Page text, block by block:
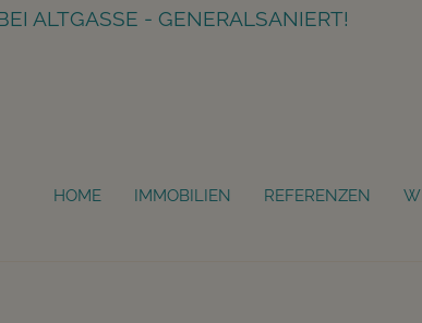
HOME IMMOBILIEN REFERENZEN
UND